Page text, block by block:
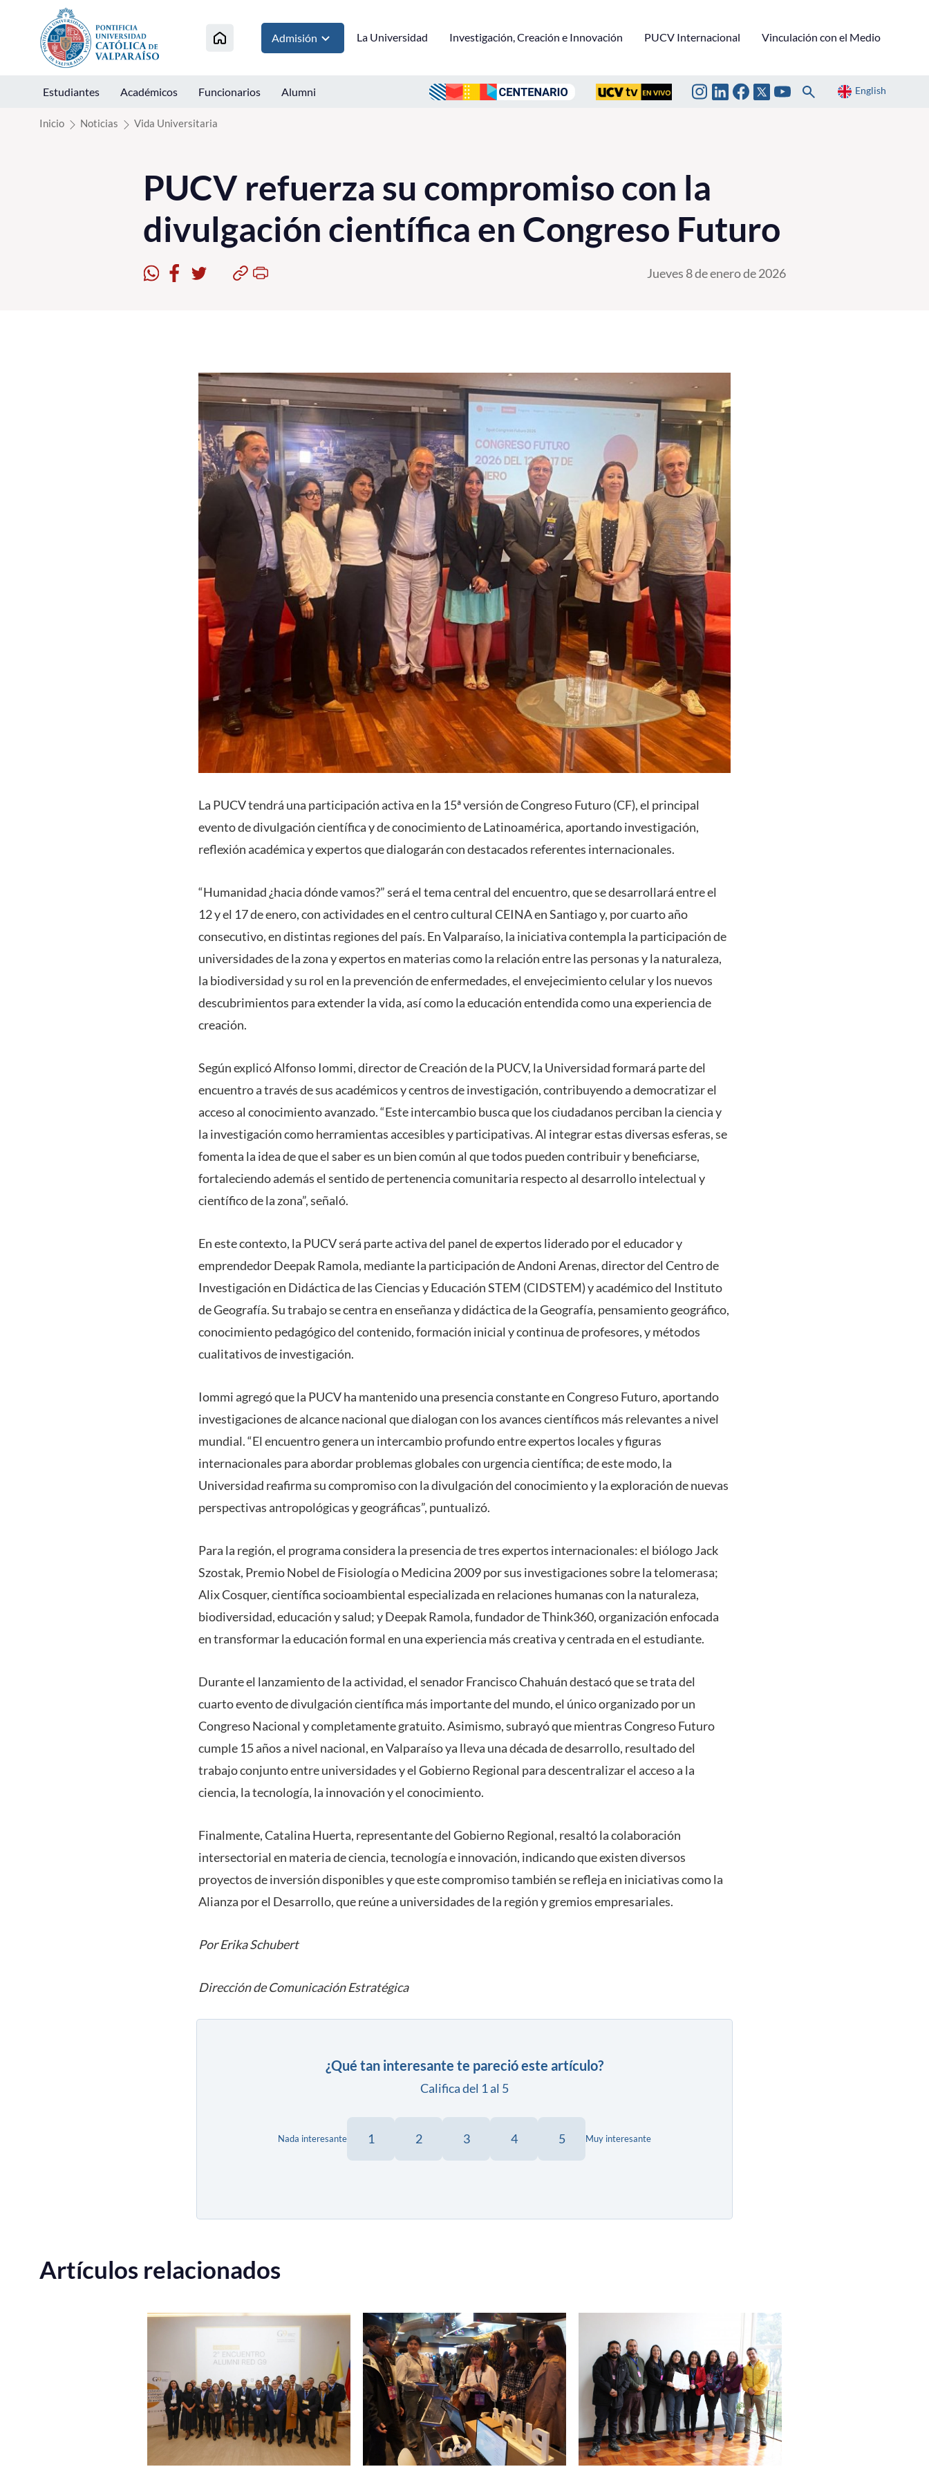
Click acá para ir directamente al contenido
Admisión La Universidad Investigación, Creación e Innovación PUCV Internacional Vinculación con el Medio
Estudiantes Académicos Funcionarios Alumni English
Inicio Noticias Vida Universitaria
PUCV refuerza su compromiso con la
divulgación científica en Congreso Futuro
Jueves 8 de enero de 2026
La PUCV tendrá una participación activa en la 15ª versión de Congreso Futuro (CF), el principal
evento de divulgación científica y de conocimiento de Latinoamérica, aportando investigación,
reflexión académica y expertos que dialogarán con destacados referentes internacionales.
“Humanidad ¿hacia dónde vamos?” será el tema central del encuentro, que se desarrollará entre el
12 y el 17 de enero, con actividades en el centro cultural CEINA en Santiago y, por cuarto año
consecutivo, en distintas regiones del país. En Valparaíso, la iniciativa contempla la participación de
universidades de la zona y expertos en materias como la relación entre las personas y la naturaleza,
la biodiversidad y su rol en la prevención de enfermedades, el envejecimiento celular y los nuevos
descubrimientos para extender la vida, así como la educación entendida como una experiencia de
creación.
Según explicó Alfonso Iommi, director de Creación de la PUCV, la Universidad formará parte del
encuentro a través de sus académicos y centros de investigación, contribuyendo a democratizar el
acceso al conocimiento avanzado. “Este intercambio busca que los ciudadanos perciban la ciencia y
la investigación como herramientas accesibles y participativas. Al integrar estas diversas esferas, se
fomenta la idea de que el saber es un bien común al que todos pueden contribuir y beneficiarse,
fortaleciendo además el sentido de pertenencia comunitaria respecto al desarrollo intelectual y
científico de la zona”, señaló.
En este contexto, la PUCV será parte activa del panel de expertos liderado por el educador y
emprendedor Deepak Ramola, mediante la participación de Andoni Arenas, director del Centro de
Investigación en Didáctica de las Ciencias y Educación STEM (CIDSTEM) y académico del Instituto
de Geografía. Su trabajo se centra en enseñanza y didáctica de la Geografía, pensamiento geográfico,
conocimiento pedagógico del contenido, formación inicial y continua de profesores, y métodos
cualitativos de investigación.
Iommi agregó que la PUCV ha mantenido una presencia constante en Congreso Futuro, aportando
investigaciones de alcance nacional que dialogan con los avances científicos más relevantes a nivel
mundial. “El encuentro genera un intercambio profundo entre expertos locales y figuras
internacionales para abordar problemas globales con urgencia científica; de este modo, la
Universidad reafirma su compromiso con la divulgación del conocimiento y la exploración de nuevas
perspectivas antropológicas y geográficas”, puntualizó.
Para la región, el programa considera la presencia de tres expertos internacionales: el biólogo Jack
Szostak, Premio Nobel de Fisiología o Medicina 2009 por sus investigaciones sobre la telomerasa;
Alix Cosquer, científica socioambiental especializada en relaciones humanas con la naturaleza,
biodiversidad, educación y salud; y Deepak Ramola, fundador de Think360, organización enfocada
en transformar la educación formal en una experiencia más creativa y centrada en el estudiante.
Durante el lanzamiento de la actividad, el senador Francisco Chahuán destacó que se trata del
cuarto evento de divulgación científica más importante del mundo, el único organizado por un
Congreso Nacional y completamente gratuito. Asimismo, subrayó que mientras Congreso Futuro
cumple 15 años a nivel nacional, en Valparaíso ya lleva una década de desarrollo, resultado del
trabajo conjunto entre universidades y el Gobierno Regional para descentralizar el acceso a la
ciencia, la tecnología, la innovación y el conocimiento.
Finalmente, Catalina Huerta, representante del Gobierno Regional, resaltó la colaboración
intersectorial en materia de ciencia, tecnología e innovación, indicando que existen diversos
proyectos de inversión disponibles y que este compromiso también se refleja en iniciativas como la
Alianza por el Desarrollo, que reúne a universidades de la región y gremios empresariales.
Por Erika Schubert
Dirección de Comunicación Estratégica
¿Qué tan interesante te pareció este artículo?
Califica del 1 al 5
Nada interesante 1 2 3 4 5 Muy interesante
Artículos relacionados